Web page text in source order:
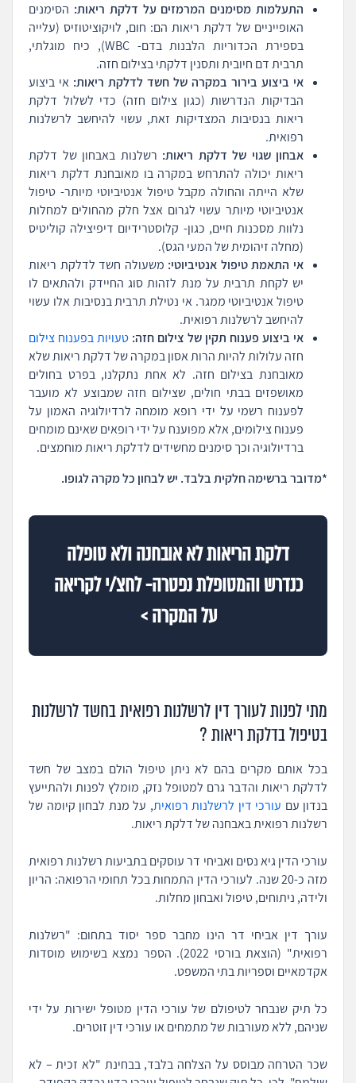
התעלמות מסימנים המרמזים על דלקת ריאות: הסימנים
האופייניים של דלקת ריאות הם: חום, לויקוציטוזיס (עלייה
בספירת הכדוריות הלבנות בדם- WBC), כיח מוגלתי,
תרבית דם חיובית ותסנין דלקתי בצילום חזה.
אי ביצוע בירור במקרה של חשד לדלקת ריאות: אי ביצוע
הבדיקות הנדרשות (כגון צילום חזה) כדי לשלול דלקת
ריאות בנסיבות המצדיקות זאת, עשוי להיחשב לרשלנות
רפואית.
אבחון שגוי של דלקת ריאות: רשלנות באבחון של דלקת
ריאות יכולה להתרחש במקרה בו מאובחנת דלקת ריאות
שלא הייתה והחולה מקבל טיפול אנטיביוטי מיותר- טיפול
אנטיביוטי מיותר עשוי לגרום אצל חלק מהחולים למחלות
נלוות מסכנות חיים, כגון- קלוסטרידיום דיפיצילה קוליטיס
(מחלה זיהומית של המעי הגס).
אי התאמת טיפול אנטיביוטי: משעולה חשד לדלקת ריאות
יש לקחת תרבית על מנת לזהות סוג החיידק ולהתאים לו
טיפול אנטיביוטי ממגר. אי נטילת תרבית בנסיבות אלו עשוי
להיחשב לרשלנות רפואית.
אי ביצוע פענוח תקין של צילום חזה: טעויות בפענוח צילום
חזה עלולות להיות הרות אסון במקרה של דלקת ריאות שלא
מאובחנת בצילום חזה. לא אחת נתקלנו, בפרט בחולים
מאושפזים בבתי חולים, שצילום חזה שמבוצע לא מועבר
לפענוח רשמי על ידי רופא מומחה לרדיולוגיה האמון על
פענוח צילומים, אלא מפוענח על ידי רופאים שאינם מומחים
ברדיולוגיה וכך סימנים מחשידים לדלקת ריאות מוחמצים.
*מדובר ברשימה חלקית בלבד. יש לבחון כל מקרה לגופו.
דלקת הריאות לא אובחנה ולא טופלה
כנדרש והמטופלת נפטרה- לחצ/י לקריאה
על המקרה >
מתי לפנות לעורך דין לרשלנות רפואית בחשד לרשלנות
בטיפול בדלקת ריאות ?
בכל אותם מקרים בהם לא ניתן טיפול הולם במצב של חשד
לדלקת ריאות והדבר גרם למטופל נזק, מומלץ לפנות ולהתייעץ
בנדון עם עורכי דין לרשלנות רפואית, על מנת לבחון קיומה של
רשלנות רפואית באבחנה של דלקת ריאות.
עורכי הדין גיא נסים ואביחי דר עוסקים בתביעות רשלנות רפואית
מזה כ-20 שנה. לעורכי הדין התמחות בכל תחומי הרפואה: הריון
ולידה, ניתוחים, טיפול ואבחון מחלות.
עורך דין אביחי דר הינו מחבר ספר יסוד בתחום: "רשלנות
רפואית" (הוצאת בורסי 2022). הספר נמצא בשימוש מוסדות
אקדמאיים וספריות בתי המשפט.
כל תיק שנבחר לטיפולם של עורכי הדין מטופל ישירות על ידי
שניהם, ללא מעורבות של מתמחים או עורכי דין זוטרים.
שכר הטרחה מבוסס על הצלחה בלבד, בבחינת "לא זכית – לא